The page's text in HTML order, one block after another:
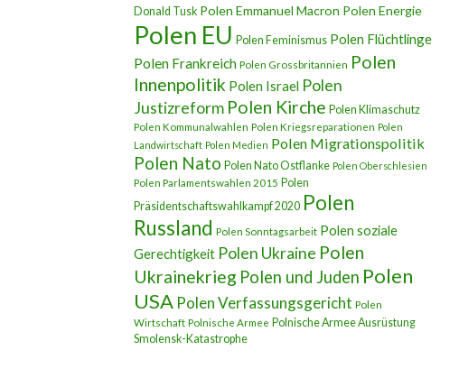
Donald Tusk Polen Emmanuel Macron Polen Energie
Polen EU Polen Feminismus Polen Flüchtlinge
Polen Frankreich Polen Grossbritannien Polen
Innenpolitik Polen Israel Polen
Justizreform Polen Kirche Polen Klimaschutz
Polen Kommunalwahlen Polen Kriegsreparationen Polen
Landwirtschaft Polen Medien Polen Migrationspolitik
Polen Nato Polen Nato Ostflanke Polen Oberschlesien
Polen Parlamentswahlen 2015 Polen
Präsidentschaftswahlkampf 2020 Polen
Russland Polen Sonntagsarbeit Polen soziale
Gerechtigkeit Polen Ukraine Polen
Ukrainekrieg Polen und Juden Polen
USA Polen Verfassungsgericht Polen
Wirtschaft Polnische Armee Polnische Armee Ausrüstung
Smolensk-Katastrophe